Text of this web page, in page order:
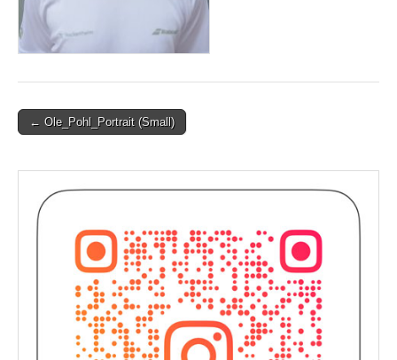
Post← Ole_Pohl_Portrait (Small)